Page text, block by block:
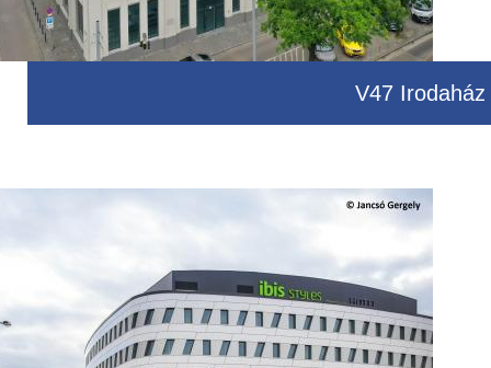
V47 Irodaház